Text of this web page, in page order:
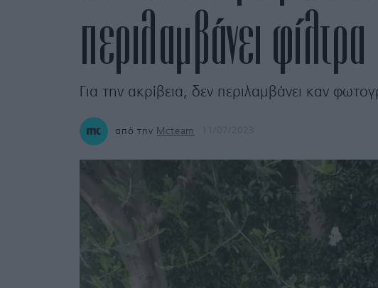
περιλαμβάνει φίλτρα
Για την ακρίβεια, δεν περιλαμβάνει καν
από την Mcteam